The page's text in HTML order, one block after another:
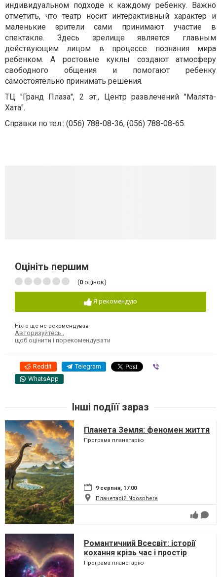
индивидуальном подходе к каждому ребенку. Важно
отметить, что театр носит интерактивный характер и
маленькие зрители сами принимают участие в
спектакле. Здесь зрелище является главным
действующим лицом в процессе познания мира
ребенком. А ростовые куклы создают атмосферу
свободного общения и помогают ребенку
самостоятельно принимать решения.
ТЦ "Гранд Плаза", 2 эт., Центр развлечений "Малята-
Хата".
Справки по тел.: (056) 788-08-36, (056) 788-08-65.
Оцініть першим
(0 оцінок)
Я рекомендую
Ніхто ще не рекомендував
Авторизуйтесь
щоб оцінити і порекомендувати
Reddit Telegram
WhatsApp
Інші подіїї зараз
Планета Земля: феномен життя
Програма планетарію
9 серпня, 17:00
Планетарій Noosphere
Романтичний Всесвіт: історії
кохання крізь час і простір
Програма планетарію